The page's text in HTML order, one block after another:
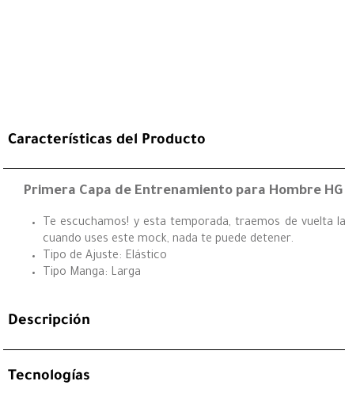
Características del Producto
Primera Capa de Entrenamiento para Hombre HG
Te escuchamos! y esta temporada, traemos de vuelta
cuando uses este mock, nada te puede detener.
Tipo de Ajuste: Elástico
Tipo Manga: Larga
Descripción
Tecnologías